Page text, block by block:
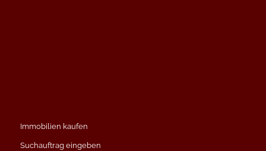
Immobilien kaufen
Suchauftrag eingeben